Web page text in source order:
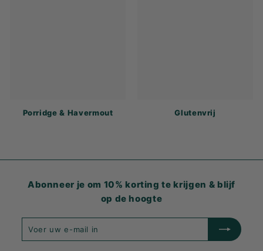
Porridge & Havermout Glutenvrij
Abonneer je om 10% korting te krijgen & blijf
op de hoogte